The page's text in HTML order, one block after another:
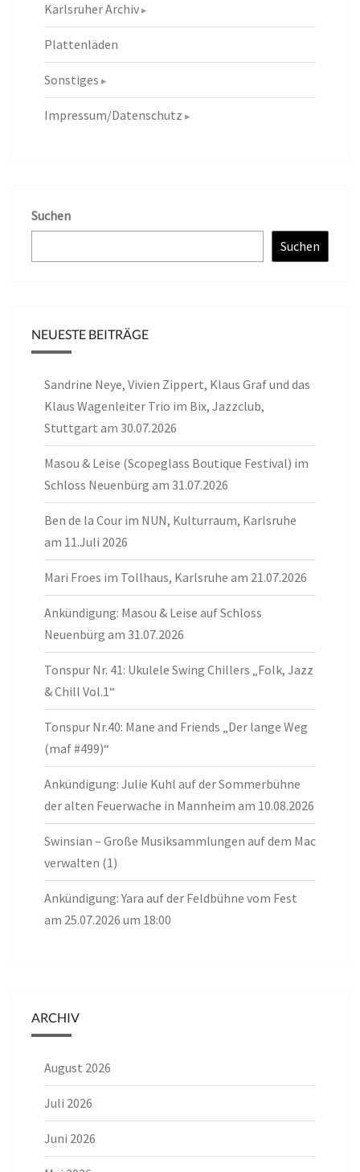
Karlsruher Archiv
Plattenläden
Sonstiges
Impressum/Datenschutz
Suchen
Suchen
NEUESTE BEITRÄGE
Sandrine Neye, Vivien Zippert, Klaus Graf und das
Klaus Wagenleiter Trio im Bix, Jazzclub,
Stuttgart am 30.07.2026
Masou & Leise (Scopeglass Boutique Festival) im
Schloss Neuenbürg am 31.07.2026
Ben de la Cour im NUN, Kulturraum, Karlsruhe
am 11.Juli 2026
Mari Froes im Tollhaus, Karlsruhe am 21.07.2026
Ankündigung: Masou & Leise auf Schloss
Neuenbürg am 31.07.2026
Tonspur Nr. 41: Ukulele Swing Chillers „Folk, Jazz
& Chill Vol.1“
Tonspur Nr.40: Mane and Friends „Der lange Weg
(maf #499)“
Ankündigung: Julie Kuhl auf der Sommerbühne
der alten Feuerwache in Mannheim am 10.08.2026
Swinsian – Große Musiksammlungen auf dem Mac
verwalten (1)
Ankündigung: Yara auf der Feldbühne vom Fest
am 25.07.2026 um 18:00
ARCHIV
August 2026
Juli 2026
Juni 2026